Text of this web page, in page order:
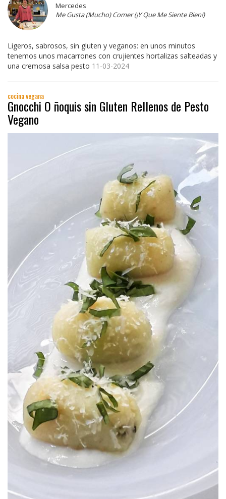
Mercedes
Me Gusta (Mucho) Comer (¡Y Que Me Siente Bien!)
Ligeros, sabrosos, sin gluten y veganos: en unos minutos
tenemos unos macarrones con crujientes hortalizas salteadas y
una cremosa salsa pesto 11-03-2024
cocina vegana
Gnocchi O ñoquis sin Gluten Rellenos de Pesto
Vegano